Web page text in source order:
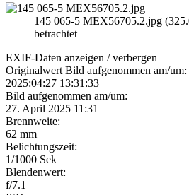
145 065-5 MEX56705.2.jpg
betrachtet
EXIF-Daten anzeigen / verbergen
Originalwert Bild aufgenommen am/um:
2025:04:27 13:31:33
Bild aufgenommen am/um:
27. April 2025 11:31
Brennweite:
62 mm
Belichtungszeit:
1/1000 Sek
Blendenwert:
f/7.1